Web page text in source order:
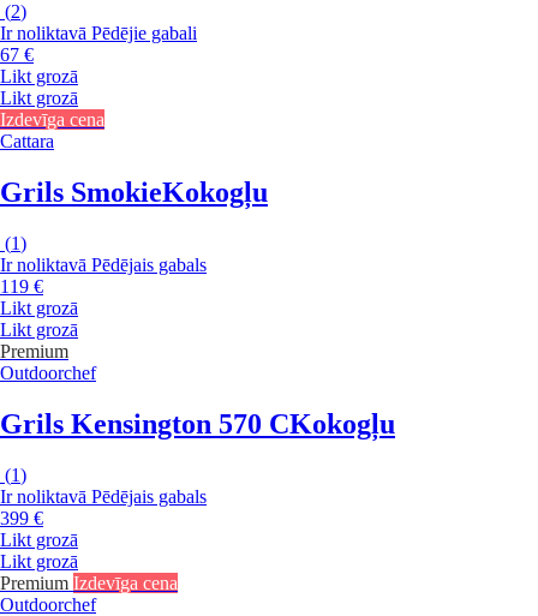
(2)
Ir noliktavā Pēdējie gabali
67 €
Likt grozā
Likt grozā
Izdevīga cena
Cattara
Grils SmokieKokogļu
(1)
Ir noliktavā Pēdējais gabals
119 €
Likt grozā
Likt grozā
Premium
Outdoorchef
Grils Kensington 570 CKokogļu
(1)
Ir noliktavā Pēdējais gabals
399 €
Likt grozā
Likt grozā
Premium Izdevīga cena
Outdoorchef